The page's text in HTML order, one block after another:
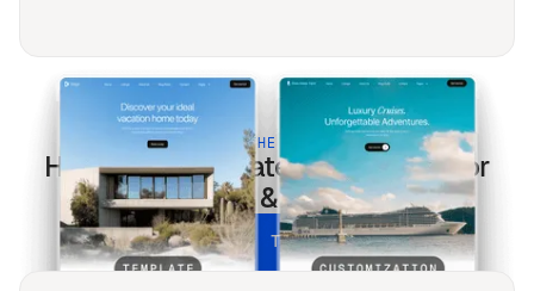
BUILT FOR THE MODERN WEB
Haustieretemplates optimized for
every screen & every search.
UNLOCK ALL TEMPLATES